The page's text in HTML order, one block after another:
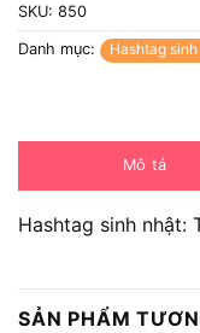
SKU: 850
Danh mục: Hashtag
Mô tả
Hashtag sinh nhật:
SẢN PHẨM